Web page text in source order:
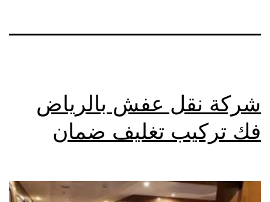
شركة نقل عفش بالرياض
فك تركيب تغليف ضمان